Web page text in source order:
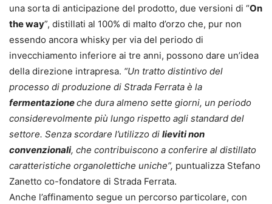
una sorta di anticipazione del prodotto, due versioni di “On
the way”, distillati al 100% di malto d’orzo che, pur non
essendo ancora whisky per via del periodo di
invecchiamento inferiore ai tre anni, possono dare un’idea
della direzione intrapresa. “Un tratto distintivo del
processo di produzione di Strada Ferrata è la
fermentazioneche dura almeno sette giorni, un periodo
considerevolmente più lungo rispetto agli standard del
settore. Senza scordare l’utilizzo di lieviti non
convenzionali, che contribuiscono a conferire al distillato
caratteristiche organolettiche uniche”, puntualizza Stefano
Zanetto co-fondatore di Strada Ferrata.
Anche l’affinamento segue un percorso particolare, con